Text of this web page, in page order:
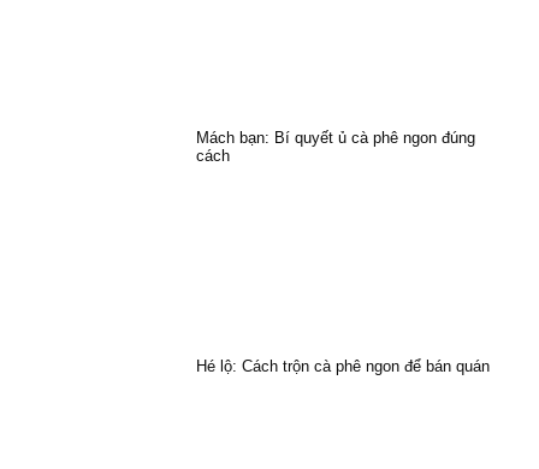
Mách bạn: Bí quyết ủ cà phê ngon đúng
cách
Hé lộ: Cách trộn cà phê ngon để bán quán